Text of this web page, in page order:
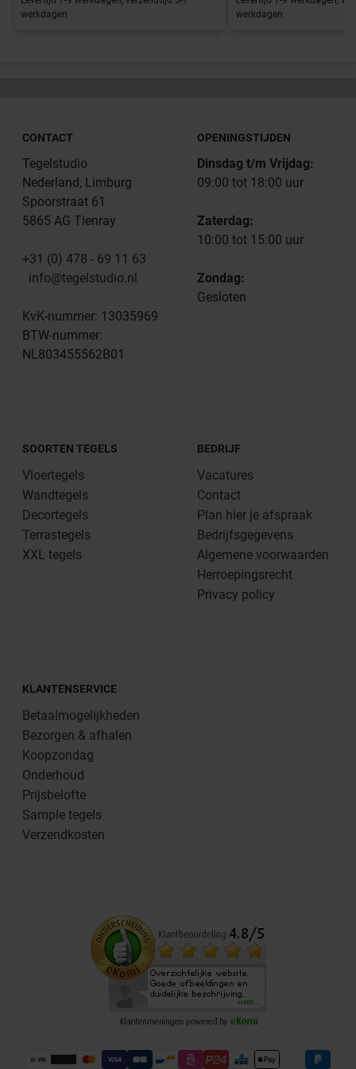
werkdagen
werkdagen
CONTACT
Tegelstudio
Nederland, Limburg
Spoorstraat 61
5865 AG Tienray
+31 (0) 478 - 69 11 63
info@tegelstudio.nl
KvK-nummer: 13035969
BTW-nummer:
NL803455562B01
OPENINGSTIJDEN
Dinsdag t/m Vrijdag:
09:00 tot 18:00 uur
Zaterdag:
10:00 tot 15:00 uur
Zondag:
Gesloten
SOORTEN TEGELS
Vloertegels
Wandtegels
Decortegels
Terrastegels
XXL tegels
BEDRIJF
Vacatures
Contact
Plan hier je afspraak
Bedrijfsgegevens
Algemene voorwaarden
Herroepingsrecht
Privacy policy
KLANTENSERVICE
Betaalmogelijkheden
Bezorgen & afhalen
Koopzondag
Onderhoud
Prijsbelofte
Sample tegels
Verzendkosten